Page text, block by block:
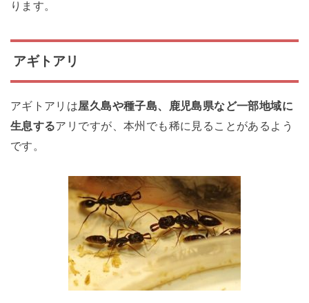
ります。
アギトアリ
アギトアリは屋久島や種子島、鹿児島県など一部地域に
生息するアリですが、本州でも稀に見ることがあるよう
です。